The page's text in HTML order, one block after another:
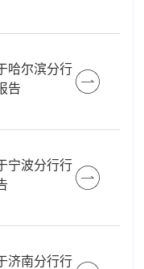
哈尔滨分行
告
宁波分行行
济南分行行